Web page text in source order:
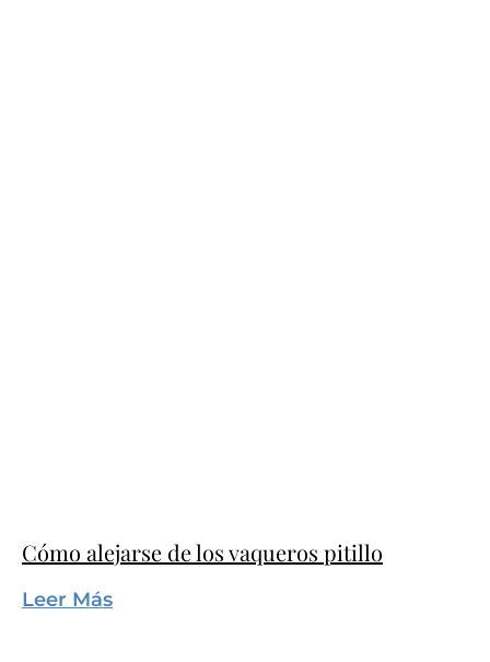
Cómo alejarse de los vaqueros pitillo
Leer Más